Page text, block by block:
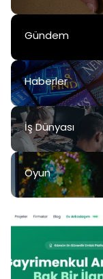
Gündem
Haberler
İş Dünyası
Oyun